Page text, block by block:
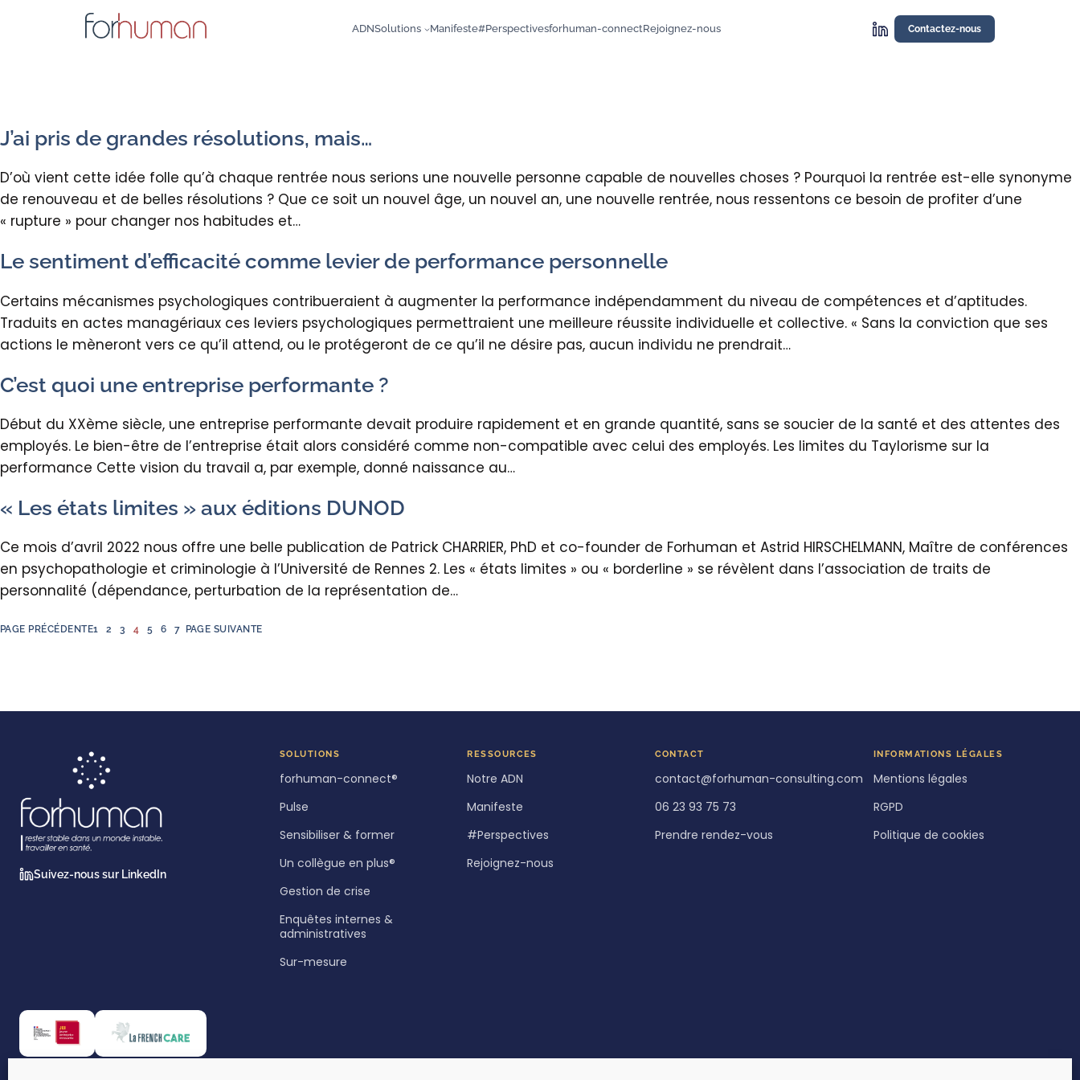
ADNSolutions Manifeste#Perspectivesforhuman-connectRejoignez-nous Contactez-nous
J’ai pris de grandes résolutions, mais…
D’où vient cette idée folle qu’à chaque rentrée nous serions une nouvelle personne capable de nouvelles choses ? Pourquoi la rentrée est-elle synonyme
de renouveau et de belles résolutions ? Que ce soit un nouvel âge, un nouvel an, une nouvelle rentrée, nous ressentons ce besoin de profiter d’une
« rupture » pour changer nos habitudes et…
Le sentiment d’efficacité comme levier de performance personnelle
Certains mécanismes psychologiques contribueraient à augmenter la performance indépendamment du niveau de compétences et d’aptitudes.
Traduits en actes managériaux ces leviers psychologiques permettraient une meilleure réussite individuelle et collective. « Sans la conviction que ses
actions le mèneront vers ce qu’il attend, ou le protégeront de ce qu’il ne désire pas, aucun individu ne prendrait…
C’est quoi une entreprise performante ?
Début du XXème siècle, une entreprise performante devait produire rapidement et en grande quantité, sans se soucier de la santé et des attentes des
employés. Le bien-être de l’entreprise était alors considéré comme non-compatible avec celui des employés. Les limites du Taylorisme sur la
performance Cette vision du travail a, par exemple, donné naissance au…
« Les états limites » aux éditions DUNOD
Ce mois d’avril 2022 nous offre une belle publication de Patrick CHARRIER, PhD et co-founder de Forhuman et Astrid HIRSCHELMANN, Maître de conférences
en psychopathologie et criminologie à l’Université de Rennes 2. Les « états limites » ou « borderline » se révèlent dans l’association de traits de
personnalité (dépendance, perturbation de la représentation de…
PAGE PRÉCÉDENTE1 2 3 4 5 6 7 PAGE SUIVANTE
Suivez-nous sur LinkedIn
SOLUTIONS
forhuman-connect®
Pulse
Sensibiliser & former
Un collègue en plus®
Gestion de crise
Enquêtes internes &
administratives
Sur-mesure
RESSOURCES
Notre ADN
Manifeste
#Perspectives
Rejoignez-nous
CONTACT
contact@forhuman-consulting.com
06 23 93 75 73
Prendre rendez-vous
INFORMATIONS LÉGALES
Mentions légales
RGPD
Politique de cookies